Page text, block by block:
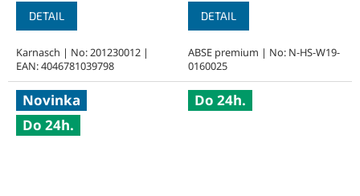
DETAIL
Karnasch | No: 201230012 |
EAN: 4046781039798
DETAIL
ABSE premium | No: N-HS-W19-
0160025
Novinka
Do 24h.
Do 24h.